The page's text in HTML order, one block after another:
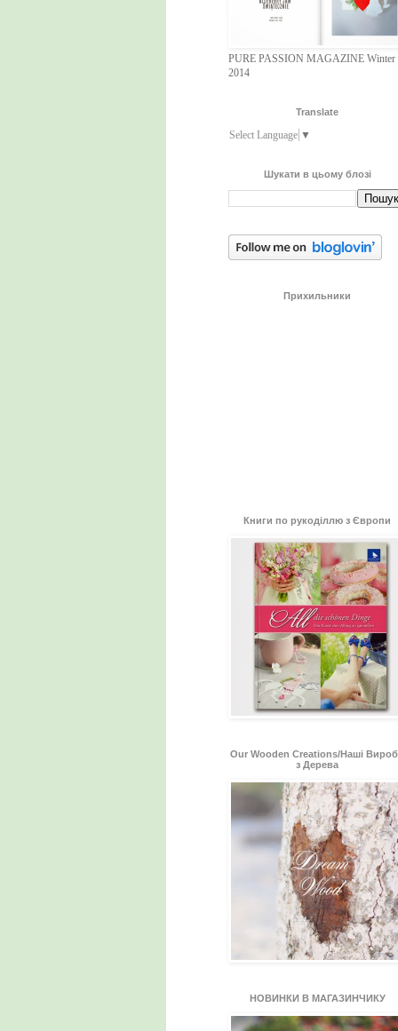
PURE PASSION MAGAZINE Winter
2014
Translate
Select Language ▼
Шукати в цьому блозі
Прихильники
Книги по рукоділлю з Європи
Our Wooden Creations/Наші
з Дерева
НОВИНКИ В МАГАЗИНЧИКУ